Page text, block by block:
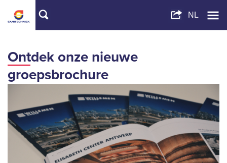
Ontdek onze nieuwe
groepsbrochure